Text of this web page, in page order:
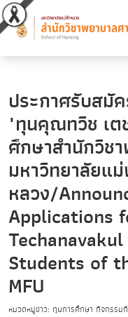
ประกาศรับสมั
"ทุนคุณทวิช เต
ศึกษาสํานักวิช
มหาวิทยาลัยแ
หลวง/
Applications
Students of
MFU
หมวดหมู่ข่าว: ทุนการศึกษา กิจกรรม